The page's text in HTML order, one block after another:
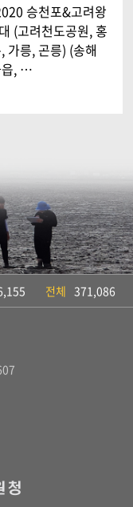
승천포&고려왕
(고려천도공원, 홍
가릉, 곤릉) (송해
읍, …
전체 371,086